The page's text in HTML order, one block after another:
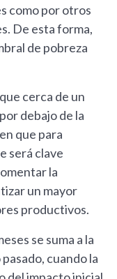
como por otros
De esta forma,
de pobreza
cerca de un
debajo de la
que para
será clave
la
un mayor
productivos.
se suma a la
cuando la